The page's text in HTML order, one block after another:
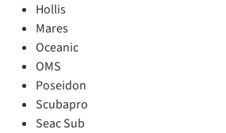
Hollis
Mares
Oceanic
OMS
Poseidon
Scubapro
Seac Sub